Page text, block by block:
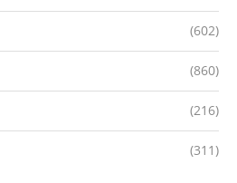
(602)
(860)
(216)
(311)